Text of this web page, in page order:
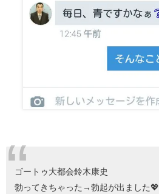
ゴートゥ大都会鈴木康史
勃ってきちゃった→勃起が出ました💖